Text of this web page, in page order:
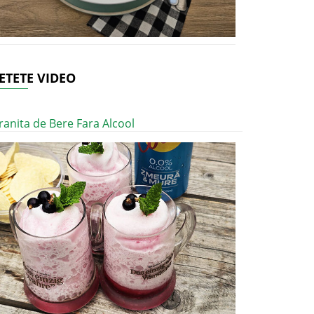
VIDEO
de Bere Fara Alcool